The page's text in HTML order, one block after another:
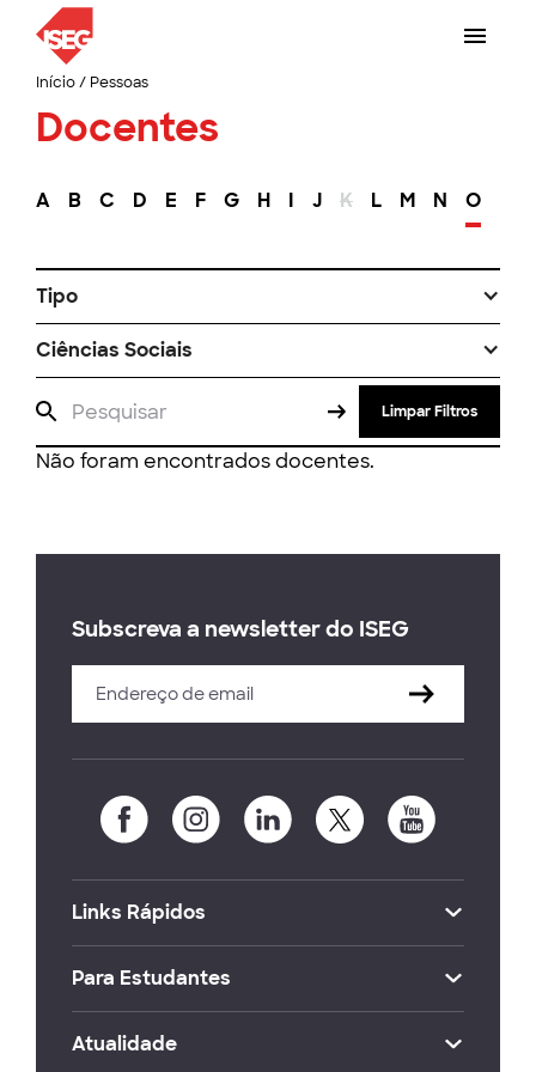
Início/ Pessoas
Docentes
A B C D E F G H I J K L M N O
Tipo
Ciências Sociais
Limpar Filtros
Não foram encontrados docentes.
Subscreva a newsletter do ISEG
Links Rápidos
Para Estudantes
Atualidade